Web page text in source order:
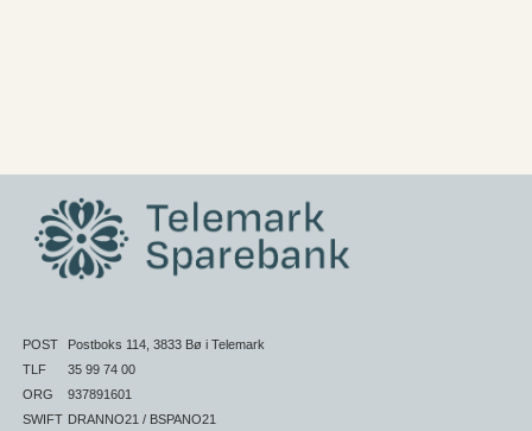
POST
Postboks 114, 3833 Bø i Telemark
TLF
35 99 74 00
ORG
937891601
SWIFT DRANNO21 / BSPANO21